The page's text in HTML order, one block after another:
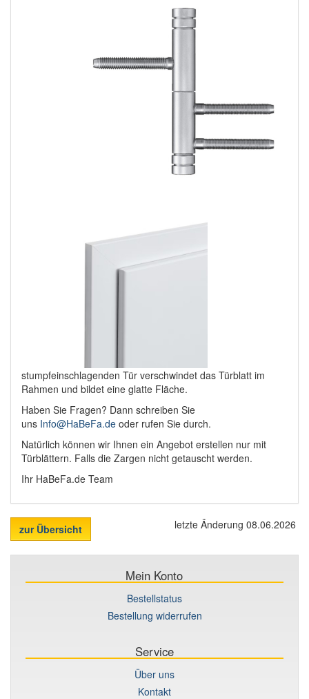
stumpfeinschlagenden Tür verschwindet das Türblatt im
Rahmen und bildet eine glatte Fläche.
Haben Sie Fragen? Dann schreiben Sie
uns Info@HaBeFa.de oder rufen Sie durch.
Natürlich können wir Ihnen ein Angebot erstellen nur mit
Türblättern. Falls die Zargen nicht getauscht werden.
Ihr HaBeFa.de Team
zur Übersicht letzte Änderung 08.06.2026
Mein Konto
Bestellstatus
Bestellung widerrufen
Service
Über uns
Kontakt